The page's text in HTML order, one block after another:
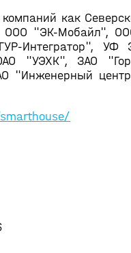
как
"ЭК-Мобайл",
УФ
"УЭХК", ЗАО
центр